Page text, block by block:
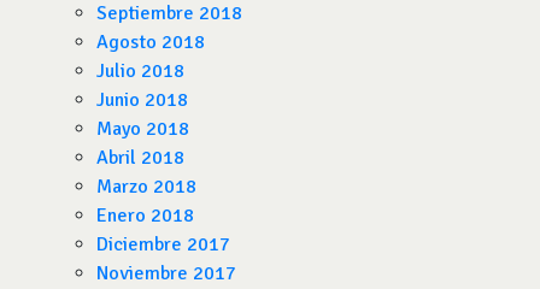
Septiembre 2018
Agosto 2018
Julio 2018
Junio 2018
Mayo 2018
Abril 2018
Marzo 2018
Enero 2018
Diciembre 2017
Noviembre 2017